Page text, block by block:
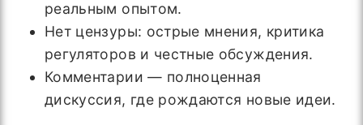
реальным опытом.
Нет цензуры: острые мнения, критика
регуляторов и честные обсуждения.
Комментарии — полноценная
дискуссия, где рождаются новые идеи.